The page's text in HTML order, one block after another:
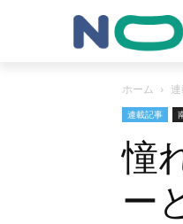
ホーム
連載記事
憧
ー